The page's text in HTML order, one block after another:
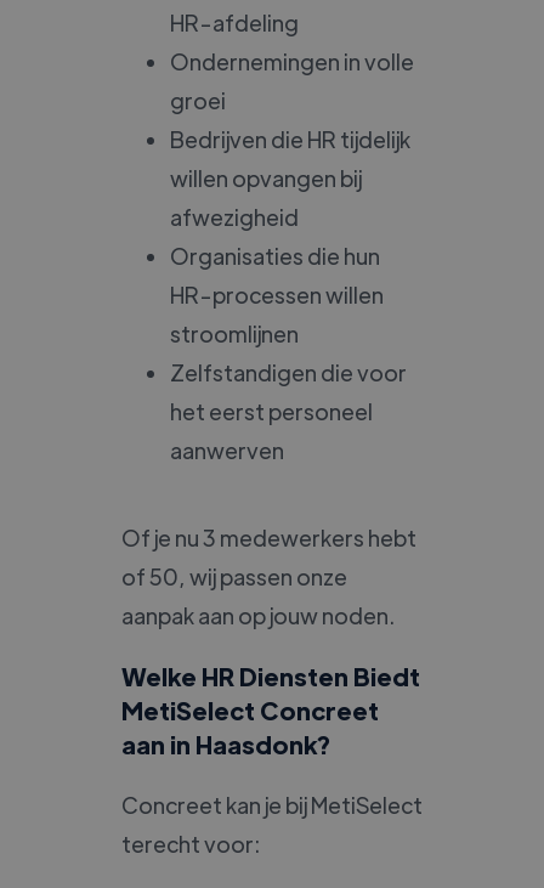
HR-afdeling
Ondernemingen in volle
groei
Bedrijven die HR tijdelijk
willen opvangen bij
afwezigheid
Organisaties die hun
HR-processen willen
stroomlijnen
Zelfstandigen die voor
het eerst personeel
aanwerven
Of je nu 3 medewerkers hebt
of 50, wij passen onze
aanpak aan op jouw noden.
Welke HR Diensten Biedt
MetiSelect Concreet
aan in Haasdonk?
Concreet kan je bij MetiSelect
terecht voor: